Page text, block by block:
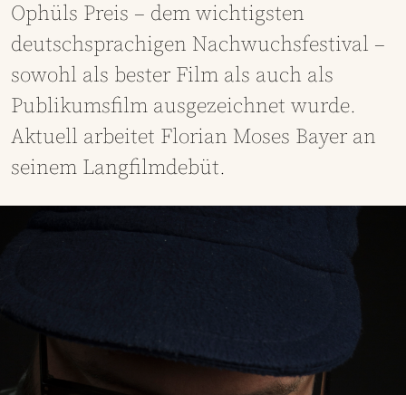
Ophüls Preis – dem wichtigsten
deutschsprachigen Nachwuchsfestival –
sowohl als bester Film als auch als
Publikumsfilm ausgezeichnet wurde.
Aktuell arbeitet Florian Moses Bayer an
seinem Langfilmdebüt.